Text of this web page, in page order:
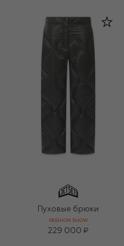
Пуховые брюки
FASHION SHOW
229 000 ₽